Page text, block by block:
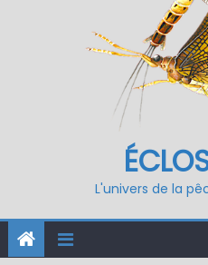
L'univers de la